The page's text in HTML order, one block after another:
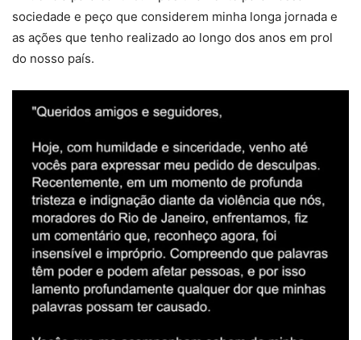
sociedade e peço que considerem minha longa jornada e
as ações que tenho realizado ao longo dos anos em prol
do nosso país.